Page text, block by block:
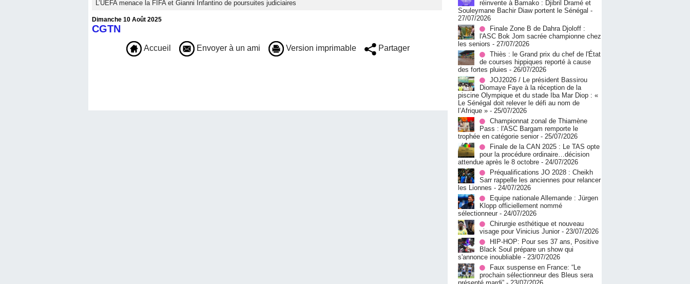
L’UEFA menace la FIFA et Gianni Infantino de poursuites judiciaires
Dimanche 10 Août 2025
CGTN
Accueil Envoyer à un ami Version imprimable Partager
réinvente à Bamako : Djibril Dramé et
Souleymane Bachir Diaw portent le Sénégal -
27/07/2026
Finale Zone B de Dahra Djoloff :
l'ASC Bok Jom sacrée championne chez
les seniors - 27/07/2026
Thiès : le Grand prix du chef de l'État
de courses hippiques reporté à cause
des fortes pluies - 26/07/2026
JOJ2026 / Le président Bassirou
Diomaye Faye à la réception de la
piscine Olympique et du stade Iba Mar Diop : «
Le Sénégal doit relever le défi au nom de
l’Afrique » - 25/07/2026
Championnat zonal de Thiamène
Pass : l'ASC Bargam remporte le
trophée en catégorie senior - 25/07/2026
Finale de la CAN 2025 : Le TAS opte
pour la procédure ordinaire…décision
attendue après le 8 octobre - 24/07/2026
Préqualifications JO 2028 : Cheikh
Sarr rappelle les anciennes pour relancer
les Lionnes - 24/07/2026
Equipe nationale Allemande : Jürgen
Klopp officiellement nommé
sélectionneur - 24/07/2026
Chirurgie esthétique et nouveau
visage pour Vinicius Junior - 23/07/2026
HIP-HOP: Pour ses 37 ans, Positive
Black Soul prépare un show qui
s'annonce inoubliable - 23/07/2026
Faux suspense en France: “Le
prochain sélectionneur des Bleus sera